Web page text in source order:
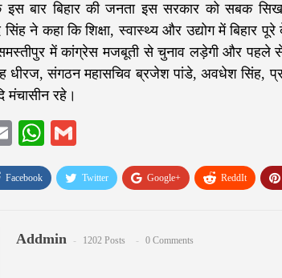
बार बिहार की जनता इस सरकार को सबक
ने कहा कि शिक्षा, स्वास्थ्य और उद्योग में बिहार
में कांग्रेस मजबूती से चुनाव लड़ेगी और पहले से
धीरज, संगठन महासचिव ब्रजेश पांडे, अवधेश सिंह,
रहे।
EmailWhatsApp
Facebook Twitter Google+ ReddIt
Addmin 1202 Posts 0 Comments